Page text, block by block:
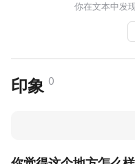
你在文本中发
印象 0